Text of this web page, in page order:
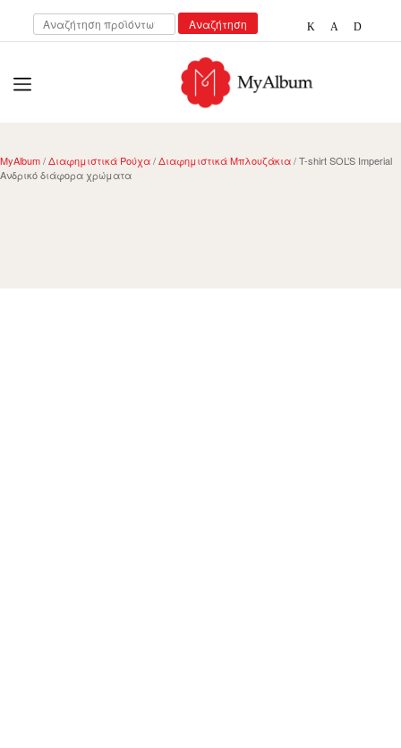
Αναζήτηση
για:
Αναζήτηση
open
MyAlbum/Διαφημιστικά Ρούχα/Διαφημιστικά Μπλουζάκια/ T-shirt SOL’S Imperial
Ανδρικό διάφορα χρώματα